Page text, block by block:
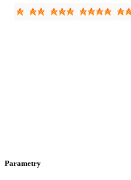
Parametry